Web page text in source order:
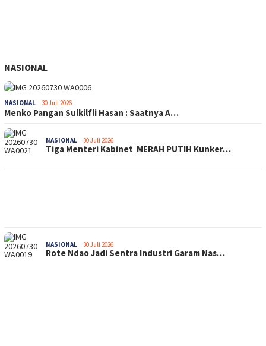
NASIONAL
NASIONAL 30 Juli 2026
Menko Pangan Sulkilfli Hasan : Saatnya A…
NASIONAL 30 Juli 2026
Tiga Menteri Kabinet MERAH PUTIH Kunker…
NASIONAL 30 Juli 2026
Rote Ndao Jadi Sentra Industri Garam Nas…